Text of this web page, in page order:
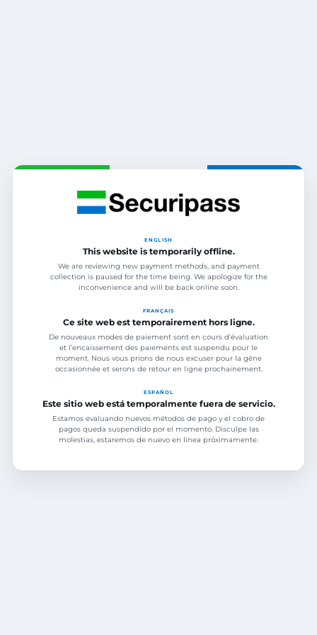
ENGLISH
This website is temporarily offline.
We are reviewing new payment methods, and payment
collection is paused for the time being. We apologize for the
inconvenience and will be back online soon.
FRANÇAIS
Ce site web est temporairement hors ligne.
De nouveaux modes de paiement sont en cours d’évaluation
et l’encaissement des paiements est suspendu pour le
moment. Nous vous prions de nous excuser pour la gêne
occasionnée et serons de retour en ligne prochainement.
ESPAÑOL
Este sitio web está temporalmente fuera de servicio.
Estamos evaluando nuevos métodos de pago y el cobro de
pagos queda suspendido por el momento. Disculpe las
molestias, estaremos de nuevo en línea próximamente.